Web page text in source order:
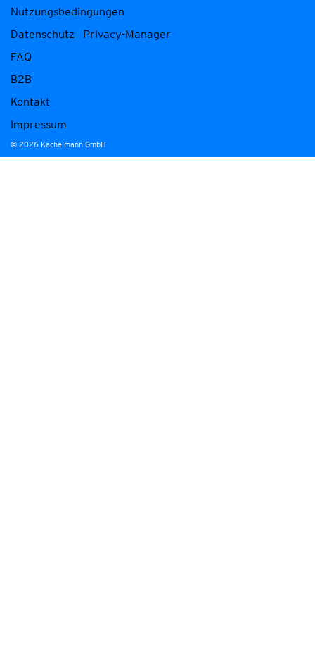
Nutzungsbedingungen
Datenschutz
Privacy-Manager
FAQ
B2B
Kontakt
Impressum
© 2026 Kachelmann GmbH